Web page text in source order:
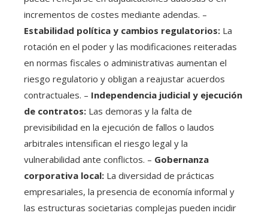
incrementos de costes mediante adendas. –
Estabilidad política y cambios regulatorios: La
rotación en el poder y las modificaciones reiteradas
en normas fiscales o administrativas aumentan el
riesgo regulatorio y obligan a reajustar acuerdos
contractuales. – Independencia judicial y ejecución
de contratos: Las demoras y la falta de
previsibilidad en la ejecución de fallos o laudos
arbitrales intensifican el riesgo legal y la
vulnerabilidad ante conflictos. – Gobernanza
corporativa local: La diversidad de prácticas
empresariales, la presencia de economía informal y
las estructuras societarias complejas pueden incidir